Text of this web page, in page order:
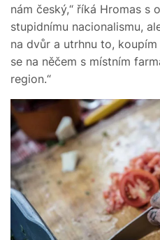
nám český,“ říká Hromas s
stupidnímu nacionalismu,
na dvůr a utrhnu to,
se na něčem s místním
region.“